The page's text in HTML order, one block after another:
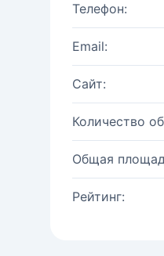
Телефон:
Email:
Сайт:
Количество
Общая
Рейтинг: